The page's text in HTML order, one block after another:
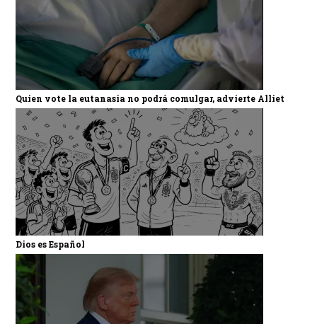
Quien vote la eutanasia no podrá comulgar, advierte Alliet
Dios es Español